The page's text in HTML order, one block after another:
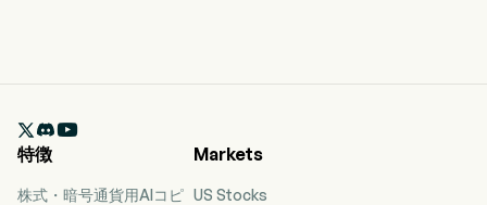

特徴
株式・暗号通貨用AIコピ
Markets
US Stocks